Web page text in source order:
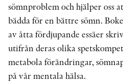
sömnproblem och hjälper oss
bädda för en bättre sömn.
av åtta fördjupande essäer
utifrån deras olika
metabola förändringar,
på vår mentala hälsa.